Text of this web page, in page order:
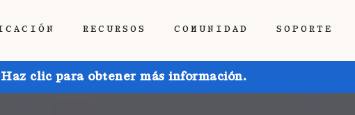
RECURSOS COMUNIDAD SOPORTE
clic para obtener más información.